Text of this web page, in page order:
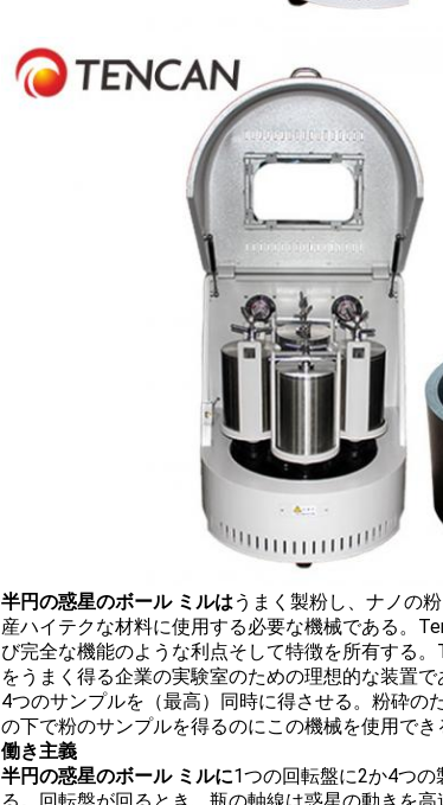
半円の惑星のボール ミルはうまく製粉し、ナノの
産ハイテクな材料に使用する必要な機械である。
び完全な機能のような利点そして特徴を所有する
をうまく得る企業の実験室のための理想的な装置
4つのサンプルを（最高）同時に得させる。粉砕
の下で粉のサンプルを得るのにこの機械を使用でき
働き主義
半円の惑星のボール ミルに1つの回転盤に2か4つ